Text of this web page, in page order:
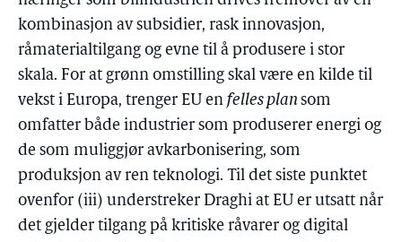
kombinasjon av subsidier, rask innovasjon,
råmaterialtilgang og evne til å produsere i stor
skala. For at grønn omstilling skal være en kilde til
vekst i Europa, trenger EU en felles plansom
omfatter både industrier som produserer energi og
de som muliggjør avkarbonisering, som
produksjon av ren teknologi. Til det siste punktet
ovenfor (iii) understreker Draghi at EU er utsatt når
det gjelder tilgang på kritiske råvarer og digital